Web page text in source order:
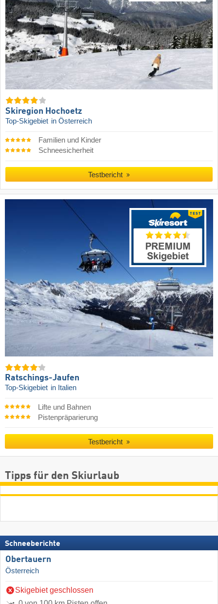
Skiregion Hochoetz
Top-Skigebiet in Österreich
Familien und Kinder
Schneesicherheit
Testbericht
Ratschings-Jaufen
Top-Skigebiet in Italien
Lifte und Bahnen
Pistenpräparierung
Testbericht
Tipps für den Skiurlaub
Schneeberichte
Obertauern
Österreich
Skigebiet geschlossen